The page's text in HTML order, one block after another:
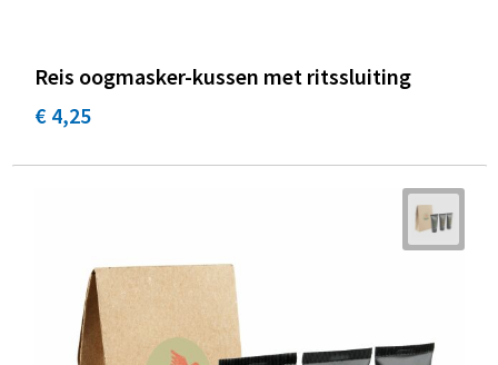
Reis oogmasker-kussen met ritssluiting
€ 4,25